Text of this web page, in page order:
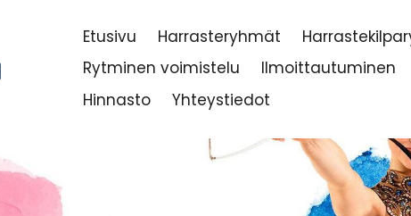
Etusivu Harrasteryhmät
Rytminen voimistelu
Ilmoittautuminen
Hinnasto
Yhteystiedot